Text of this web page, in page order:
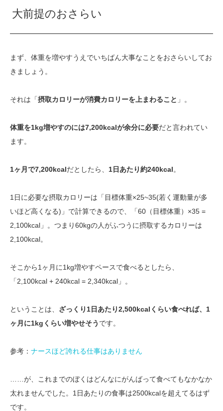
大前提のおさらい
まず、体重を増やすうえでいちばん大事なことをおさらいしてお
きましょう。
それは「摂取カロリーが消費カロリーを上まわること 」。
体重を1kg増やすのには7,200kcalが余分に必要だと言われてい
ます。
1ヶ月で7,200kcalだとしたら、 1日あたり約240kcal。
1日に必要な摂取カロリーは「目標体重×25~35(若く運動量が多
いほど高くなる)」で計算できるので、「60（目標体重）×35 =
2,100kcal」。つまり60kgの人がふつうに摂取するカロリーは
2,100kcal。
そこから1ヶ月に1kg増やすペースで食べるとしたら、
「2,100kcal + 240kcal = 2,340kcal」。
ということは、 ざっくり1日あたり2,500kcalくらい食べれば、1
ヶ月に1kgくらい増やせそう です。
参考： ナースほど誇れる仕事はありません
……が、これまでのぼくはどんなにがんばって食べてもなかなか
太れませんでした。1日あたりの食事は2500kcalを超えてるはず
です。